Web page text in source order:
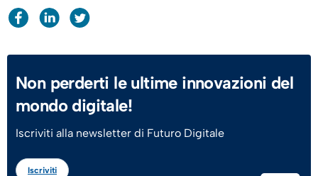
Non perderti le ultime innovazioni del
mondo digitale!
Iscriviti alla newsletter di Futuro Digitale
Iscriviti